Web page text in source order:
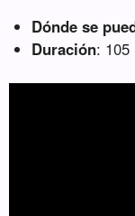
Dónde se
Duración: 105